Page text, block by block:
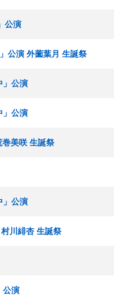
公演
公演 外薗葉月 生誕祭
」公演
」公演
美咲 生誕祭
」公演
川緋杏 生誕祭
公演